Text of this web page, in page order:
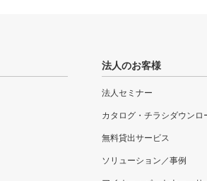
法人のお客様
法人セミナー
カタログ・チラシダウンロ
無料貸出サービス
ソリューション／事例